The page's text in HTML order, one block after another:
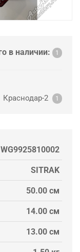
в наличии: 1
Краснодар-2 1
WG9925810002
SITRAK
50.00 см
14.00 см
13.00 см